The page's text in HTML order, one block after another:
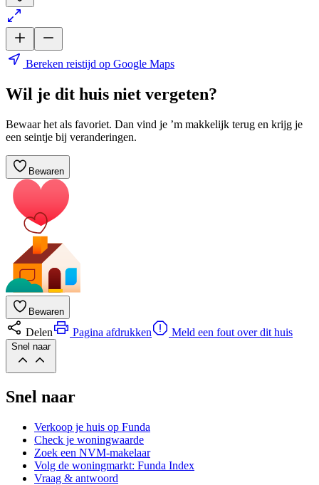
Bereken reistijd op Google Maps
Wil je dit huis niet vergeten?
Bewaar het als favoriet. Dan vind je ’m makkelijk terug en krijg je
een seintje bij veranderingen.
Bewaren
Bewaren
Delen Pagina afdrukken Meld een fout over dit huis
Snel naar
Snel naar
Verkoop je huis op Funda
Check je woningwaarde
Zoek een NVM-makelaar
Volg de woningmarkt: Funda Index
Vraag & antwoord